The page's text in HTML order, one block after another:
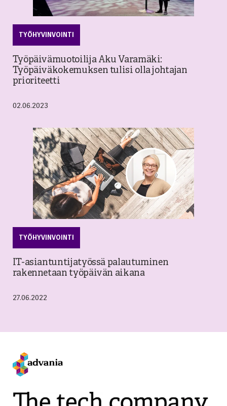
TYÖHYVINVOINTI
Työpäivämuotoilija Aku Varamäki:
Työpäiväkokemuksen tulisi olla johtajan
prioriteetti
02.06.2023
TYÖHYVINVOINTI
IT-asiantuntijatyössä palautuminen
rakennetaan työpäivän aikana
27.06.2022